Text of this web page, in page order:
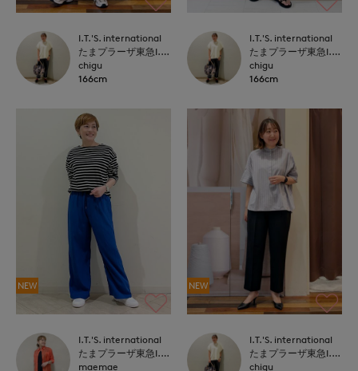
I.T.'S. international
たまプラーザ東急I.T.'S.international
chigu
166cm
I.T.'S. international
たまプラーザ東急I.T.'S.international
chigu
166cm
NEW
I.T.'S. international
たまプラーザ東急I.T.'S.international
maemae
NEW
I.T.'S. international
たまプラーザ東急I.T.'S.international
chigu